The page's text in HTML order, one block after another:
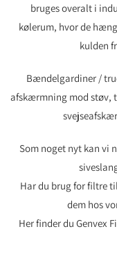
bruges overalt i
kølerum, hvor de
kulden
Bændelgardiner /
afskærmning mod støv,
Som noget nyt kan vi
Har du brug forfiltre
dem hos
Her finder du Genvex